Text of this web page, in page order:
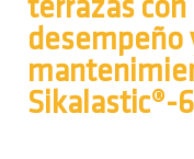
terrazas
desempeño
Sikalastic®-